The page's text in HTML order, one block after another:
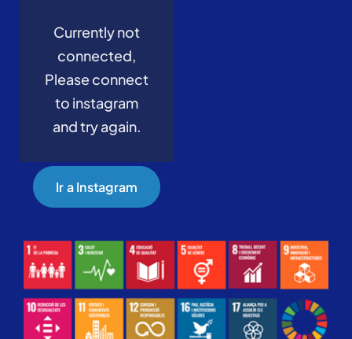
Currently not
connected,
Please connect
to instagram
and try again.
Ir a Instagram